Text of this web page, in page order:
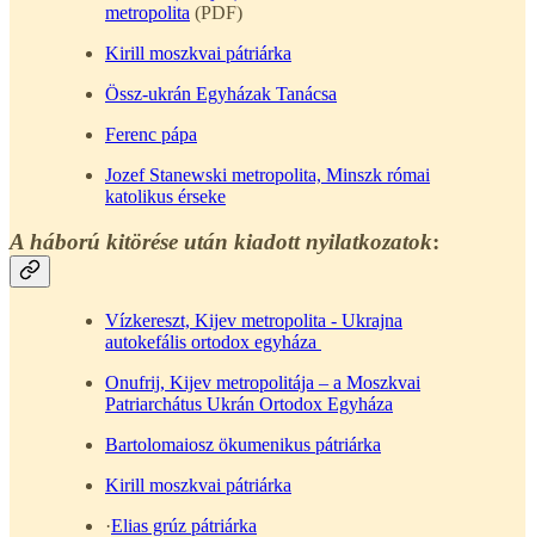
metropolita (PDF)
Kirill moszkvai pátriárka
Össz-ukrán Egyházak Tanácsa
Ferenc pápa
Jozef Stanewski metropolita, Minszk római
katolikus érseke
A háború kitörése után kiadott nyilatkozatok:
Vízkereszt, Kijev metropolita - Ukrajna
autokefális ortodox egyháza
Onufrij, Kijev metropolitája – a Moszkvai
Patriarchátus Ukrán Ortodox Egyháza
Bartolomaiosz ökumenikus pátriárka
Kirill moszkvai pátriárka
·Elias grúz pátriárka